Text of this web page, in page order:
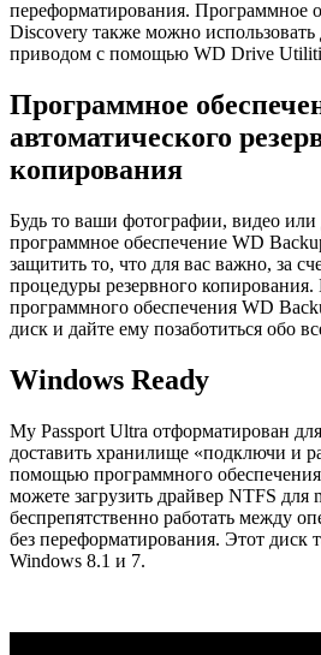
переформатирования. Программное
Discovery также можно использовать
приводом с помощью WD Drive
Программное
автоматического
копирования
Будь то ваши фотографии, видео
программное обеспечение WD
защитить то, что для вас важно, за
процедуры резервного копирования.
программного обеспечения WD
диск и дайте ему позаботиться обо
Windows Ready
My Passport Ultra отформатирован
доставить хранилище «подключи и
помощью программного
можете загрузить драйвер NTFS
беспрепятственно работать между
без переформатирования. Этот диск
Windows 8.1 и 7.